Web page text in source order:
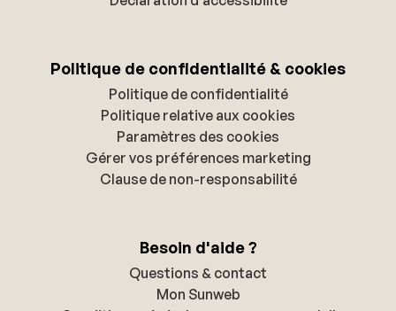
Politique de confidentialité & cookies
Politique de confidentialité
Politique relative aux cookies
Paramètres des cookies
Gérer vos préférences marketing
Clause de non-responsabilité
Besoin d'aide ?
Questions & contact
Mon Sunweb